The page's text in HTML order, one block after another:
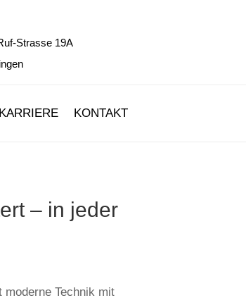
Strasse 19A
KARRIERE KONTAKT
– in jeder
Technik mit